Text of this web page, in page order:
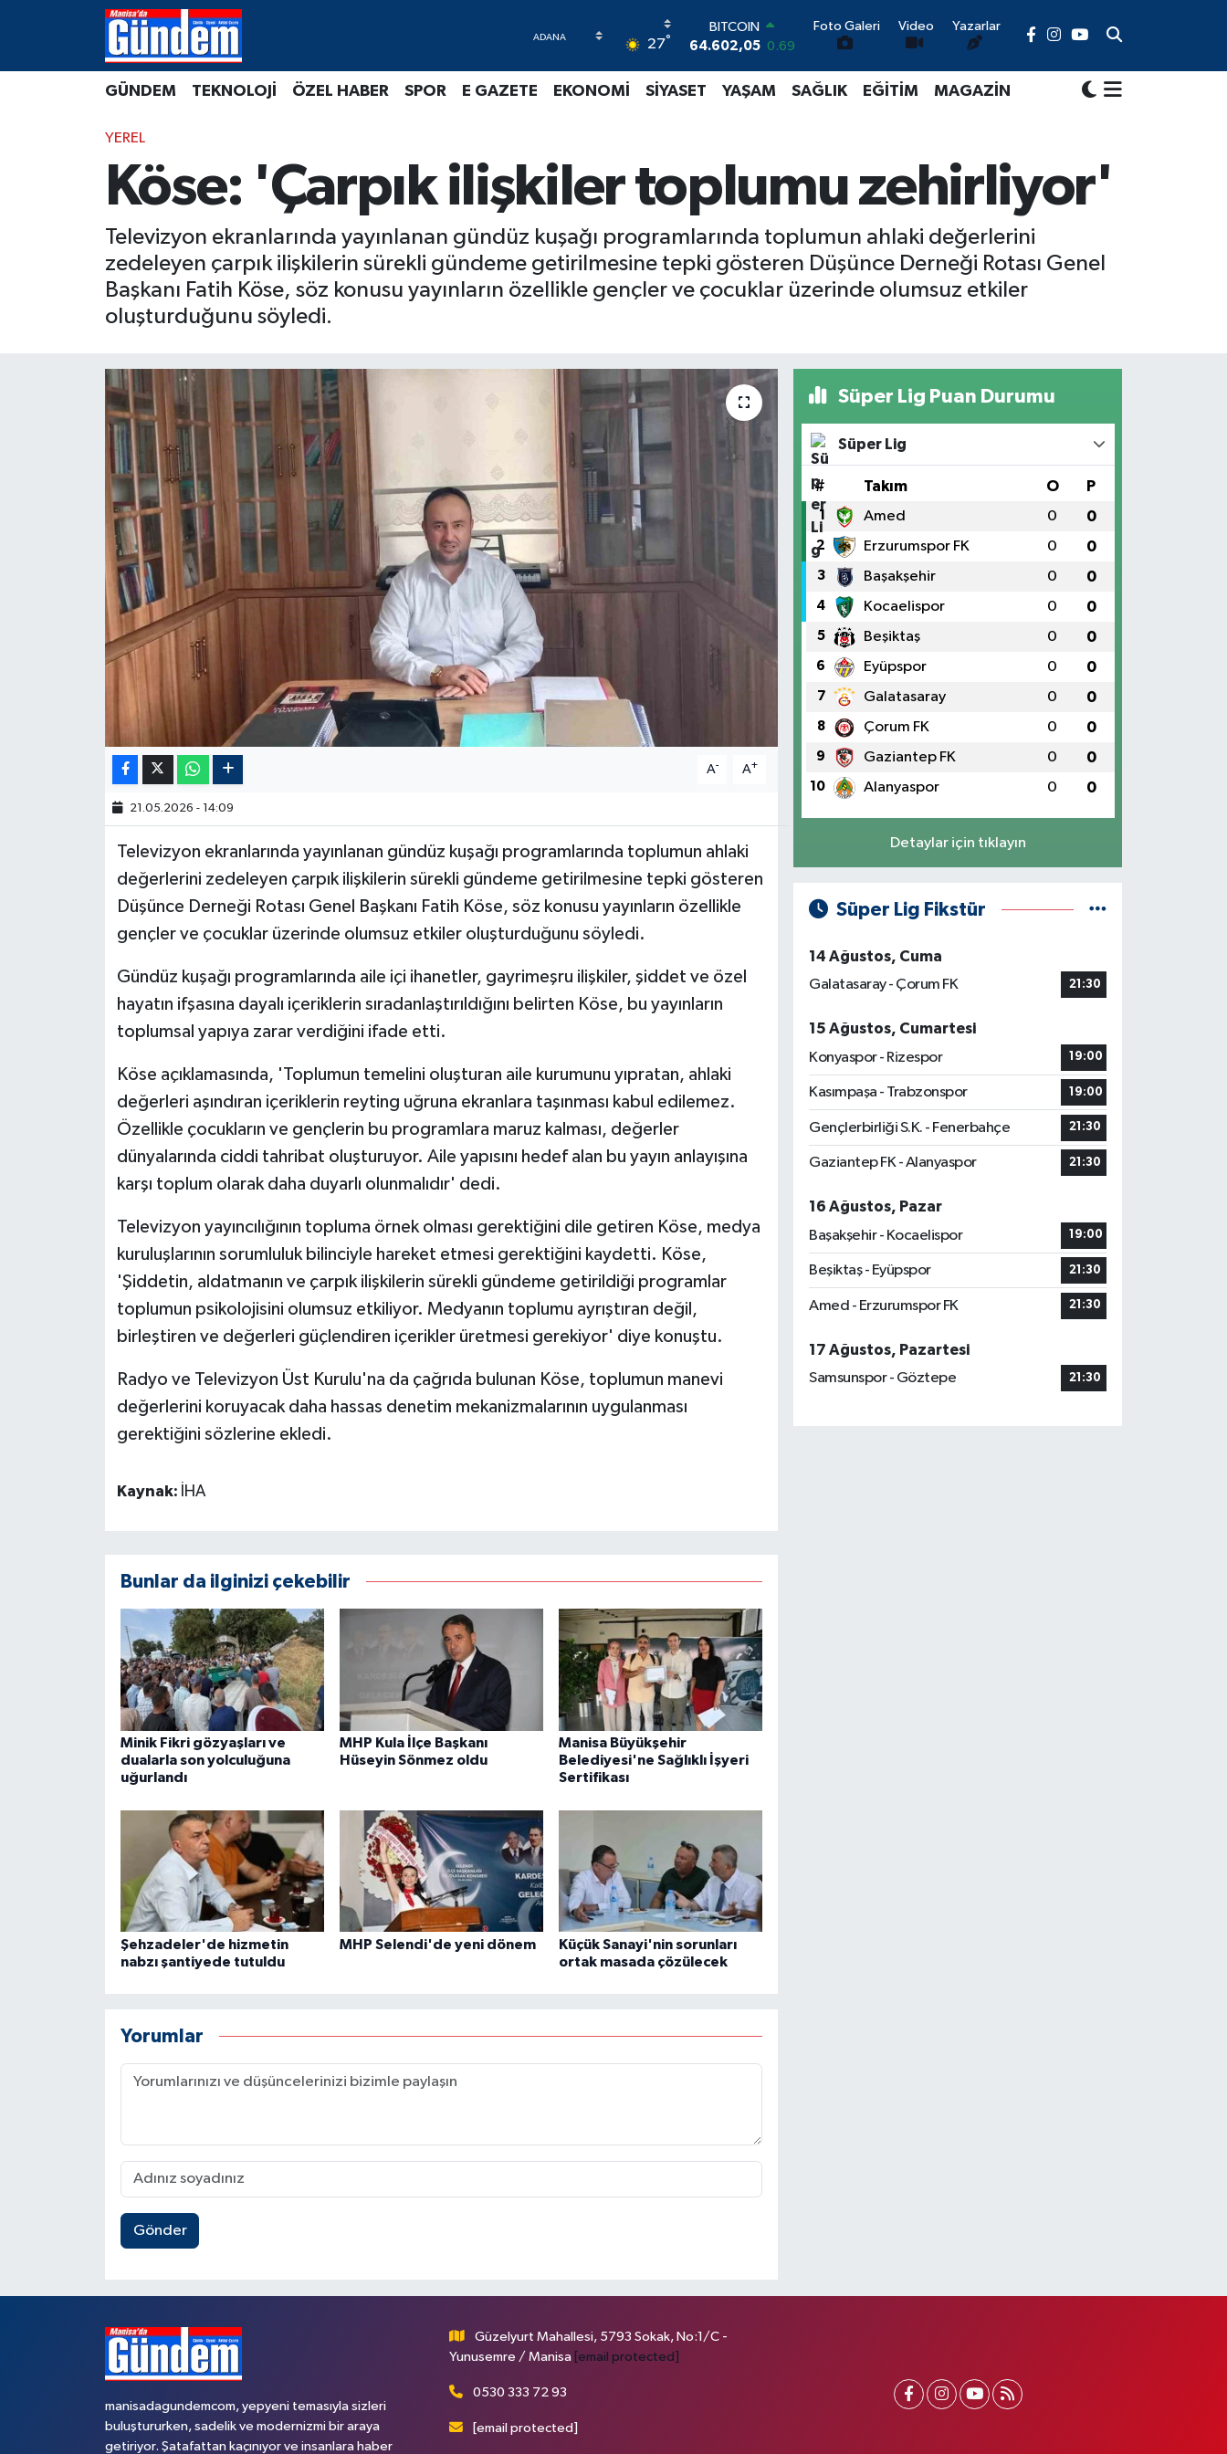
27°
64.602,05 0.69
DOLAR
47,6006 0.06
EURO
GRAM ALTIN
6513.94
0.32
BİST100
Foto Galeri Video Yazarlar
GÜNDEM TEKNOLOJİ ÖZEL HABER SPOR E GAZETE EKONOMİ SİYASET YAŞAM SAĞLIK EĞİTİM MAGAZİN
YEREL
Köse: 'Çarpık ilişkiler toplumu zehirliyor'
Televizyon ekranlarında yayınlanan gündüz kuşağı programlarında toplumun ahlaki değerlerini
zedeleyen çarpık ilişkilerin sürekli gündeme getirilmesine tepki gösteren Düşünce Derneği Rotası Genel
Başkanı Fatih Köse, söz konusu yayınların özellikle gençler ve çocuklar üzerinde olumsuz etkiler
oluşturduğunu söyledi.
A- A+
21.05.2026 - 14:09
Televizyon ekranlarında yayınlanan gündüz kuşağı programlarında toplumun ahlaki
değerlerini zedeleyen çarpık ilişkilerin sürekli gündeme getirilmesine tepki gösteren
Düşünce Derneği Rotası Genel Başkanı Fatih Köse, söz konusu yayınların özellikle
gençler ve çocuklar üzerinde olumsuz etkiler oluşturduğunu söyledi.
Gündüz kuşağı programlarında aile içi ihanetler, gayrimeşru ilişkiler, şiddet ve özel
hayatın ifşasına dayalı içeriklerin sıradanlaştırıldığını belirten Köse, bu yayınların
toplumsal yapıya zarar verdiğini ifade etti.
Köse açıklamasında, 'Toplumun temelini oluşturan aile kurumunu yıpratan, ahlaki
değerleri aşındıran içeriklerin reyting uğruna ekranlara taşınması kabul edilemez.
Özellikle çocukların ve gençlerin bu programlara maruz kalması, değerler
dünyalarında ciddi tahribat oluşturuyor. Aile yapısını hedef alan bu yayın anlayışına
karşı toplum olarak daha duyarlı olunmalıdır' dedi.
Televizyon yayıncılığının topluma örnek olması gerektiğini dile getiren Köse, medya
kuruluşlarının sorumluluk bilinciyle hareket etmesi gerektiğini kaydetti. Köse,
'Şiddetin, aldatmanın ve çarpık ilişkilerin sürekli gündeme getirildiği programlar
toplumun psikolojisini olumsuz etkiliyor. Medyanın toplumu ayrıştıran değil,
birleştiren ve değerleri güçlendiren içerikler üretmesi gerekiyor' diye konuştu.
Radyo ve Televizyon Üst Kurulu'na da çağrıda bulunan Köse, toplumun manevi
değerlerini koruyacak daha hassas denetim mekanizmalarının uygulanması
gerektiğini sözlerine ekledi.
Kaynak: İHA
Bunlar da ilginizi çekebilir
Minik Fikri gözyaşları ve
dualarla son yolculuğuna
uğurlandı
MHP Kula İlçe Başkanı
Hüseyin Sönmez oldu
Manisa Büyükşehir
Belediyesi'ne Sağlıklı İşyeri
Sertifikası
Şehzadeler'de hizmetin
nabzı şantiyede tutuldu
MHP Selendi'de yeni dönem
Küçük Sanayi'nin sorunları
ortak masada çözülecek
Yorumlar
Gönder
Süper Lig Puan Durumu
Süper Lig
# Takım O P
1 Amed 0 0
2 Erzurumspor FK 0 0
3 Başakşehir 0 0
4 Kocaelispor 0 0
5 Beşiktaş 0 0
6 Eyüpspor 0 0
7 Galatasaray 0 0
8 Çorum FK 0 0
9 Gaziantep FK 0 0
10 Alanyaspor 0 0
Detaylar için tıklayın
Süper Lig Fikstür
14 Ağustos, Cuma
Galatasaray - Çorum FK
21:30
15 Ağustos, Cumartesi
Konyaspor - Rizespor
19:00
Kasımpaşa - Trabzonspor 19:00
Gençlerbirliği S.K. - Fenerbahçe 21:30
Gaziantep FK - Alanyaspor 21:30
16 Ağustos, Pazar
Başakşehir - Kocaelispor
19:00
Beşiktaş - Eyüpspor 21:30
Amed - Erzurumspor FK 21:30
17 Ağustos, Pazartesi
Samsunspor - Göztepe
21:30
manisadagundemcom, yepyeni temasıyla sizleri
buluştururken, sadelik ve modernizmi bir araya
getiriyor. Şatafattan kaçınıyor ve insanlara haber
Güzelyurt Mahallesi, 5793 Sokak, No:1/C -
Yunusemre / Manisa [email protected]
0530 333 72 93
[email protected]
Manisa Hava Durumu
Süper Lig Puan Durumu ve Fikstür
Tüm Manşetler
Son Dakika Haberleri
Haber Arşivi